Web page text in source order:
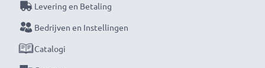
Levering en Betaling
Bedrijven en Instellingen
Catalogi